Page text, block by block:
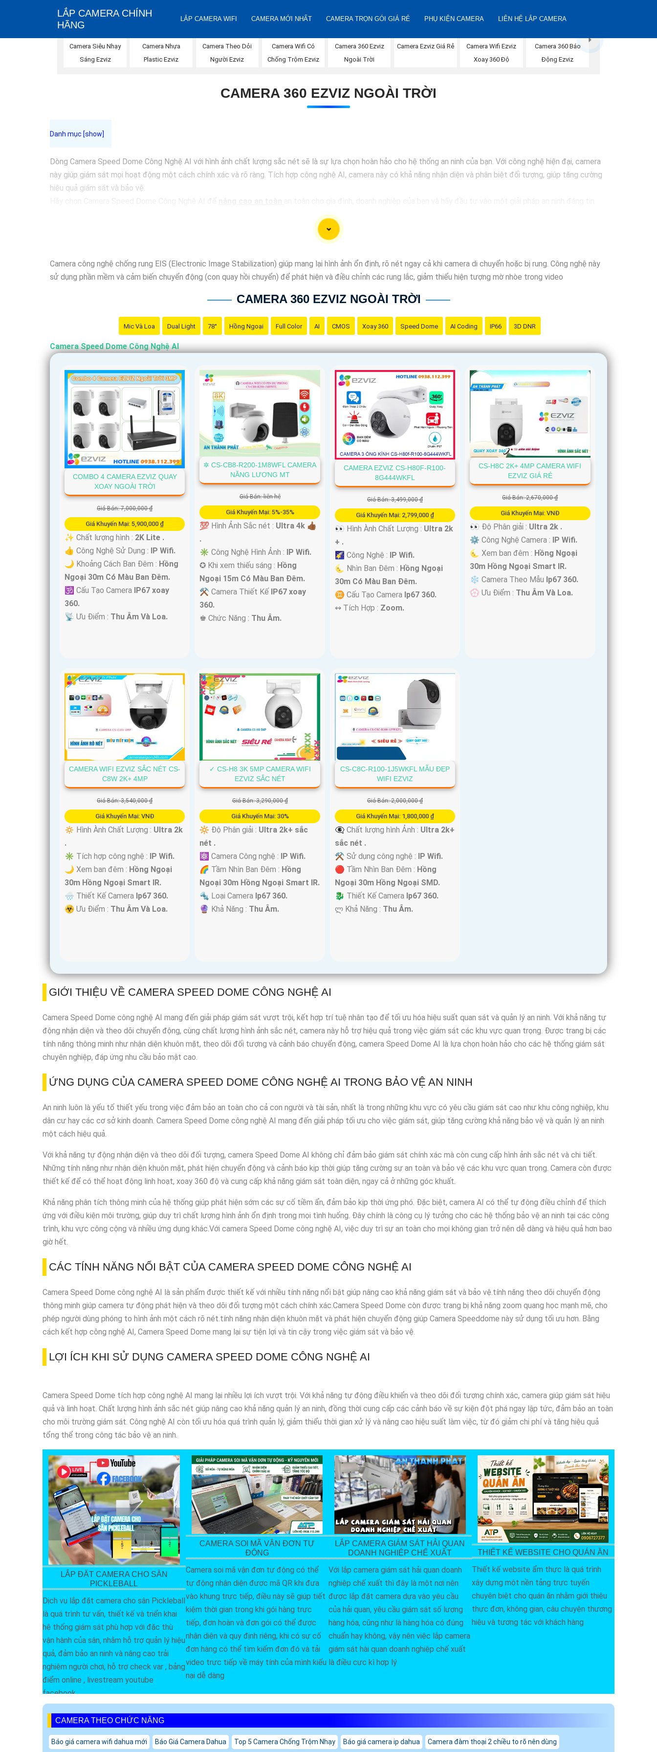
LẮP CAMERA CHÍNH
HÃNG
LẮP CAMERA WIFI CAMERA MỚI NHẤT CAMERA TRỌN GÓI GIÁ RẺ PHỤ KIỆN CAMERA LIÊN HỆ LẮP CAMERA
Camera Siêu Nhạy
Sáng Ezviz
Camera Nhựa
Plastic Ezviz
Camera Theo Dỏi
Người Ezviz
Camera Wifi Có
Chống Trộm Ezviz
Camera 360 Ezviz
Ngoài Trời
Camera Ezviz Giá Rẻ
Camera Wifi Ezviz
Xoay 360 Độ
Camera 360 Báo
Động Ezviz
CAMERA 360 EZVIZ NGOÀI TRỜI
Dòng Camera Speed Dome Công Nghệ AI với hình ảnh chất lượng sắc nét sẽ là sự lựa chọn hoàn hảo cho hệ thống an ninh của bạn. Với công nghệ hiện đại, camera
này giúp giám sát mọi hoạt động một cách chính xác và rõ ràng. Tích hợp công nghệ AI, camera này có khả năng nhận diện và phân biệt đối tượng, giúp tăng cường
hiệu quả giám sát và bảo vệ.
Camera công nghệ chống rung EIS (Electronic Image Stabilization) giúp mang lại hình ảnh ổn định, rõ nét ngay cả khi camera di chuyển hoặc bị rung. Công nghệ này
sử dụng phần mềm và cảm biến chuyển động (con quay hồi chuyển) để phát hiện và điều chỉnh các rung lắc, giảm thiểu hiện tượng mờ nhòe trong video
CAMERA 360 EZVIZ NGOÀI TRỜI
Mic Và Loa Dual Light 78° Hồng Ngoại Full Color AI CMOS Xoay 360 Speed Dome AI Coding IP66 3D DNR
Camera Speed Dome Công Nghệ AI
COMBO 4 CAMERA EZVIZ QUAY
XOAY NGOÀI TRỜI
Giá Bán: 7,000,000 ₫
Giá Khuyến Mại: 5,900,000 ₫
✨ Chất lượng hình : 2K Lite .
👍 Công Nghệ Sử Dụng : IP Wifi.
🌙 Khoảng Cách Ban Đêm : Hồng
Ngoại 30m Có Màu Ban Ðêm.
🕉️ Cấu Tạo Camera IP67 xoay
360.
️📡 Ưu Điểm : Thu Âm Và Loa.
✲ CS-CB8-R200-1M8WFL CAMERA
NĂNG LƯƠNG MT
Giá Bán: liên hệ
Giá Khuyến Mại: 5%-35%
💯 Hình Ảnh Sắc nét : Ultra 4k 👍🏾
.
✳️ Công Nghệ Hình Ảnh : IP Wifi.
✪ Khi xem thiếu sáng : Hồng
Ngoại 15m Có Màu Ban Ðêm.
⚒ Camera Thiết Kế IP67 xoay
360.
️♚ Chức Năng : Thu Âm.
CAMERA EZVIZ CS-H80F-R100-
8G444WKFL
Giá Bán: 3,499,000 ₫
Giá Khuyến Mại: 2,799,000 ₫
👀 Hình Ành Chất Lượng : Ultra 2k
+ .
🌠 Công Nghệ : IP Wifi.
🌜 Nhìn Ban Đêm : Hồng Ngoại
30m Có Màu Ban Ðêm.
♊ Cấu Tạo Camera Ip67 360.
️↭ Tích Hợp : Zoom.
CS-H8C 2K+ 4MP CAMERA WIFI
EZVIZ GIÁ RẺ
Giá Bán: 2,670,000 ₫
Giá Khuyến Mại: VNĐ
️
👀 Độ Phân giải : Ultra 2k .
⚙ Công Nghệ Camera : IP Wifi.
🌜 Xem ban đêm : Hồng Ngoại
30m Hồng Ngoại Smart IR.
❄ Camera Theo Mẫu Ip67 360.
️💮 Ưu Điểm : Thu Âm Và Loa.
CAMERA WIFI EZVIZ SẮC NÉT CS-
C8W 2K+ 4MP
Giá Bán: 3,540,000 ₫
Giá Khuyến Mại: VNĐ
🔅 Hình Ành Chất Lượng : Ultra 2k
.
✳️ Tích hợp công nghệ : IP Wifi.
🌙 Xem ban đêm : Hồng Ngoại
30m Hồng Ngoại Smart IR.
🌧️ Thiết Kế Camera Ip67 360.
️☣️ Ưu Điểm : Thu Âm Và Loa.
✓ CS-H8 3K 5MP CAMERA WIFI
EZVIZ SẮC NÉT
Giá Bán: 3,290,000 ₫
Giá Khuyến Mại: 30%
🔆 Độ Phân giải : Ultra 2k+ sắc
nét .
⚛️ Camera Công nghệ : IP Wifi.
🌈 Tầm Nhìn Ban Đêm : Hồng
Ngoại 30m Hồng Ngoại Smart IR.
🔩 Loại Camera Ip67 360.
️🔮 Khả Năng : Thu Âm.
CS-C8C-R100-1J5WKFL MẪU ĐẸP
WIFI EZVIZ
Giá Bán: 2,000,000 ₫
Giá Khuyến Mại: 1,800,000 ₫
👁️‍🗨 Chất lượng hình Ảnh : Ultra 2k+
sắc nét .
⚒ Sử dụng công nghệ : IP Wifi.
🔴 Tầm Nhìn Ban Đêm : Hồng
Ngoại 30m Hồng Ngoại SMD.
🐉️ Thiết Kế Camera Ip67 360.
️ლ Khả Năng : Thu Âm.
GIỚI THIỆU VỀ CAMERA SPEED DOME CÔNG NGHỆ AI
Camera Speed Dome công nghệ AI mang đến giải pháp giám sát vượt trội, kết hợp trí tuệ nhân tạo để tối ưu hóa hiệu suất quan sát và quản lý an ninh. Với khả năng tự
động nhận diện và theo dõi chuyển động, cùng chất lượng hình ảnh sắc nét, camera này hỗ trợ hiệu quả trong việc giám sát các khu vực quan trọng. Được trang bị các
tính năng thông minh như nhận diện khuôn mặt, theo dõi đối tượng và cảnh báo chuyển động, camera Speed Dome AI là lựa chọn hoàn hảo cho các hệ thống giám sát
chuyên nghiệp, đáp ứng nhu cầu bảo mật cao.
ỨNG DỤNG CỦA CAMERA SPEED DOME CÔNG NGHỆ AI TRONG BẢO VỆ AN NINH
An ninh luôn là yếu tố thiết yếu trong việc đảm bảo an toàn cho cả con người và tài sản, nhất là trong những khu vực có yêu cầu giám sát cao như khu công nghiệp, khu
dân cư hay các cơ sở kinh doanh. Camera Speed Dome công nghệ AI mang đến giải pháp tối ưu cho việc giám sát, giúp tăng cường khả năng bảo vệ và quản lý an ninh
một cách hiệu quả.
Với khả năng tự động nhận diện và theo dõi đối tượng, camera Speed Dome AI không chỉ đảm bảo giám sát chính xác mà còn cung cấp hình ảnh sắc nét và chi tiết.
Những tính năng như nhận diện khuôn mặt, phát hiện chuyển động và cảnh báo kịp thời giúp tăng cường sự an toàn và bảo vệ các khu vực quan trọng. Camera còn được
thiết kế để có thể hoạt động linh hoạt, xoay 360 độ và cung cấp khả năng giám sát toàn diện, ngay cả ở những góc khuất.
Khả năng phân tích thông minh của hệ thống giúp phát hiện sớm các sự cố tiềm ẩn, đảm bảo kịp thời ứng phó. Đặc biệt, camera AI có thể tự động điều chỉnh để thích
ứng với điều kiện môi trường, giúp duy trì chất lượng hình ảnh ổn định trong mọi tình huống. Đây chính là công cụ lý tưởng cho các hệ thống bảo vệ an ninh tại các công
trình, khu vực công cộng và nhiều ứng dụng khác.Với camera Speed Dome công nghệ AI, việc duy trì sự an toàn cho mọi không gian trở nên dễ dàng và hiệu quả hơn bao
giờ hết.
CÁC TÍNH NĂNG NỔI BẬT CỦA CAMERA SPEED DOME CÔNG NGHỆ AI
Camera Speed Dome công nghệ AI là sản phẩm được thiết kế với nhiều tính năng nổi bật giúp nâng cao khả năng giám sát và bảo vệ.tính năng theo dõi chuyển động
thông minh giúp camera tự động phát hiện và theo dõi đối tượng một cách chính xác.Camera Speed Dome còn được trang bị khả năng zoom quang học mạnh mẽ, cho
phép người dùng phóng to hình ảnh một cách rõ nét.tính năng nhận diện khuôn mặt và phát hiện chuyển động giúp Camera Speeddome này sử dụng tối ưu hơn. Bằng
cách kết hợp công nghệ AI, Camera Speed Dome mang lại sự tiện lợi và tin cậy trong việc giám sát và bảo vệ.
LỢI ÍCH KHI SỬ DỤNG CAMERA SPEED DOME CÔNG NGHỆ AI
Camera Speed Dome tích hợp công nghệ AI mang lại nhiều lợi ích vượt trội. Với khả năng tự động điều khiển và theo dõi đối tượng chính xác, camera giúp giám sát hiệu
quả và linh hoạt. Chất lượng hình ảnh sắc nét giúp nâng cao khả năng quản lý an ninh, đồng thời cung cấp các cảnh báo về sự kiện đột phá ngay lập tức, đảm bảo an toàn
cho môi trường giám sát. Công nghệ AI còn tối ưu hóa quá trình quản lý, giảm thiểu thời gian xử lý và nâng cao hiệu suất làm việc, từ đó giảm chi phí và tăng hiệu quả
tổng thể trong công tác bảo vệ an ninh.
LẮP ĐẶT CAMERA CHO SÂN
PICKLEBALL
Dịch vụ lắp đặt camera cho sân Pickleball
là quá trình tư vấn, thiết kế và triển khai
hệ thống giám sát phù hợp với đặc thù
vận hành của sân, nhằm hỗ trợ quản lý hiệu
quả, đảm bảo an ninh và nâng cao trải
nghiệm người chơi, hỗ trợ check var , bảng
điểm online , livestream youtube
facebook
CAMERA SOI MÃ VẬN ĐƠN TỰ
ĐỘNG
Camera soi mã vận đơn tự động có thể
tự động nhận diện được mã QR khi đưa
vào khung trực tiếp, điều này sẽ giúp tiết
kiệm thời gian trong khi gói hàng trực
tiếp, đơn hoàn và đơn gói có thể được
nhận diện và quy định riêng, khi có sự cố
đơn hàng có thể tìm kiếm đơn đó và tải
video trực tiếp về máy tính của mình kiếu
nại dễ dàng
LẮP CAMERA GIÁM SÁT HẢI QUAN
DOANH NGHIỆP CHẾ XUẤT
Với lắp camera giám sát hải quan doanh
nghiệp chế xuất thì đây là một nơi nên
được lắp đặt camera dựa vào yêu cầu
của hải quan, yêu cầu giám sát số lượng
hàng hóa, cũng như là hàng hóa có đúng
chuẩn hay không, vậy nên việc lắp camera
giám sát hài quan doanh nghiệp chế xuất
là điều cực kì hợp lý
THIẾT KẾ WEBSITE CHO QUÁN ĂN
Thiết kế website ẩm thực là quá trình
xây dựng một nền tảng trực tuyến
chuyên biệt cho quán ăn nhằm giới thiệu
thực đơn, không gian, câu chuyện thương
hiệu và tương tác với khách hàng
CAMERA THEO CHỨC NĂNG
Báo giá camera wifi dahua mới Báo Giá Camera Dahua Top 5 Camera Chống Trộm Nhạy Báo giá camera ip dahua Camera đàm thoại 2 chiều to rõ nên dùng